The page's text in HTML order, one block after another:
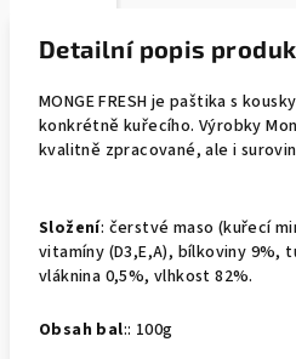
Detailní popis
MONGE FRESH je paštika s
konkrétně kuřecího. Výrobky
kvalitně zpracované, ale i
Složení: čerstvé maso (kuřecí
vitamíny (D3,E,A), bílkoviny 9%,
vláknina 0,5%, vlhkost 82%.
Obsah bal:: 100g